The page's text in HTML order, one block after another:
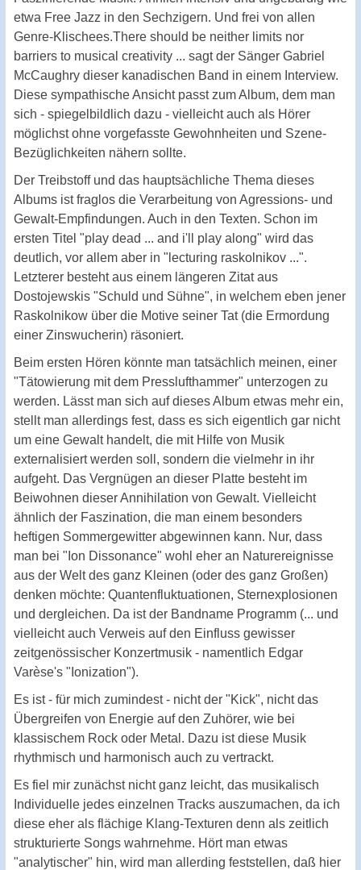
etwa Free Jazz in den Sechzigern. Und frei von allen
Genre-Klischees.There should be neither limits nor
barriers to musical creativity ... sagt der Sänger Gabriel
McCaughry dieser kanadischen Band in einem Interview.
Diese sympathische Ansicht passt zum Album, dem man
sich - spiegelbildlich dazu - vielleicht auch als Hörer
möglichst ohne vorgefasste Gewohnheiten und Szene-
Bezüglichkeiten nähern sollte.
Der Treibstoff und das hauptsächliche Thema dieses
Albums ist fraglos die Verarbeitung von Agressions- und
Gewalt-Empfindungen. Auch in den Texten. Schon im
ersten Titel "play dead ... and i'll play along" wird das
deutlich, vor allem aber in "lecturing raskolnikov ...".
Letzterer besteht aus einem längeren Zitat aus
Dostojewskis "Schuld und Sühne", in welchem eben jener
Raskolnikow über die Motive seiner Tat (die Ermordung
einer Zinswucherin) räsoniert.
Beim ersten Hören könnte man tatsächlich meinen, einer
"Tätowierung mit dem Presslufthammer" unterzogen zu
werden. Lässt man sich auf dieses Album etwas mehr ein,
stellt man allerdings fest, dass es sich eigentlich gar nicht
um eine Gewalt handelt, die mit Hilfe von Musik
externalisiert werden soll, sondern die vielmehr in ihr
aufgeht. Das Vergnügen an dieser Platte besteht im
Beiwohnen dieser Annihilation von Gewalt. Vielleicht
ähnlich der Faszination, die man einem besonders
heftigen Sommergewitter abgewinnen kann. Nur, dass
man bei "Ion Dissonance" wohl eher an Naturereignisse
aus der Welt des ganz Kleinen (oder des ganz Großen)
denken möchte: Quantenfluktuationen, Sternexplosionen
und dergleichen. Da ist der Bandname Programm (... und
vielleicht auch Verweis auf den Einfluss gewisser
zeitgenössischer Konzertmusik - namentlich Edgar
Varèse's "Ionization").
Es ist - für mich zumindest - nicht der "Kick", nicht das
Übergreifen von Energie auf den Zuhörer, wie bei
klassischem Rock oder Metal. Dazu ist diese Musik
rhythmisch und harmonisch auch zu vertrackt.
Es fiel mir zunächst nicht ganz leicht, das musikalisch
Individuelle jedes einzelnen Tracks auszumachen, da ich
diese eher als flächige Klang-Texturen denn als zeitlich
strukturierte Songs wahrnehme. Hört man etwas
"analytischer" hin, wird man allerding feststellen, daß hier